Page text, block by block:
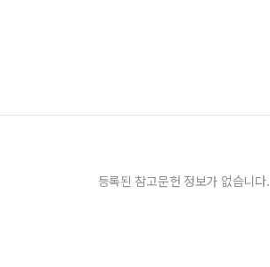
등록된 참고문헌 정보가 없습니다.